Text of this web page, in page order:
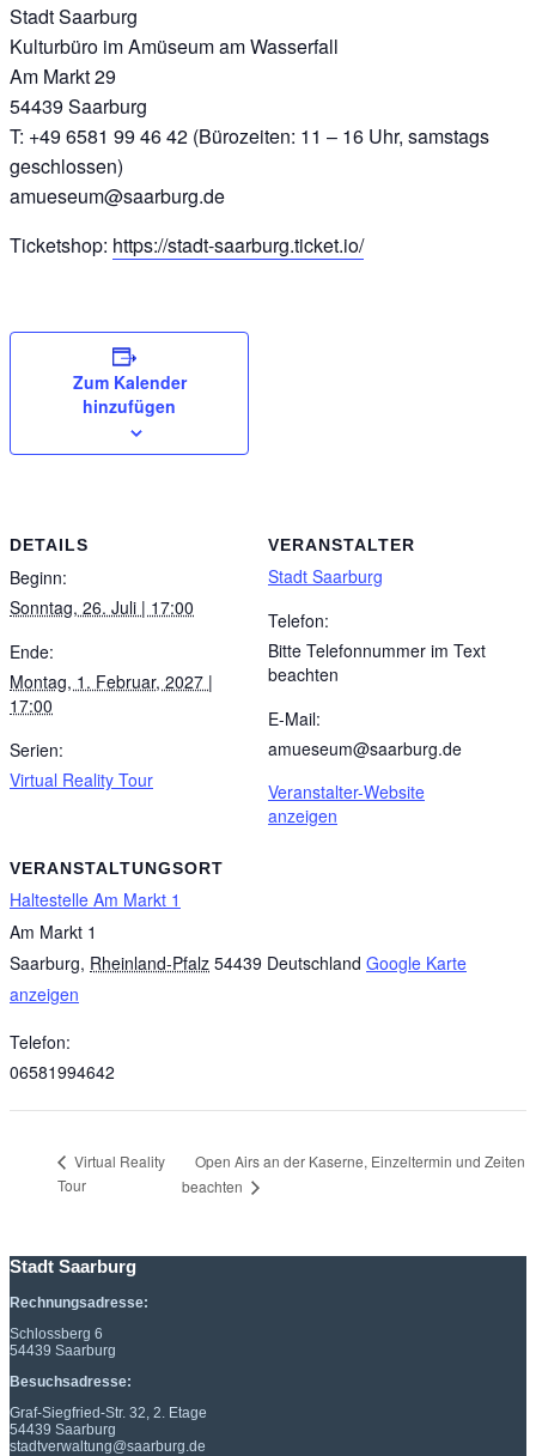
Stadt Saarburg
Kulturbüro im Amüseum am Wasserfall
Am Markt 29
54439 Saarburg
T: +49 6581 99 46 42 (Bürozeiten: 11 – 16 Uhr, samstags
geschlossen)
amueseum@saarburg.de
Ticketshop: https://stadt-saarburg.ticket.io/
Zum Kalender
hinzufügen
DETAILS
Beginn:
Sonntag, 26. Juli | 17:00
Ende:
Montag, 1. Februar, 2027 |
17:00
Serien:
Virtual Reality Tour
VERANSTALTUNGSORT
Haltestelle Am Markt 1
Am Markt 1
Saarburg, Rheinland-Pfalz 54439 Deutschland Google Karte
anzeigen
Telefon:
06581994642
VERANSTALTER
Stadt Saarburg
Telefon:
Bitte Telefonnummer im Text
beachten
E-Mail:
amueseum@saarburg.de
Veranstalter-Website
anzeigen
Virtual Reality
Tour
Open Airs an der Kaserne, Einzeltermin und Zeiten
beachten
Stadt Saarburg
Rechnungsadresse:
Schlossberg 6
54439 Saarburg
Besuchsadresse:
Graf-Siegfried-Str. 32, 2. Etage
54439 Saarburg
stadtverwaltung@saarburg.de